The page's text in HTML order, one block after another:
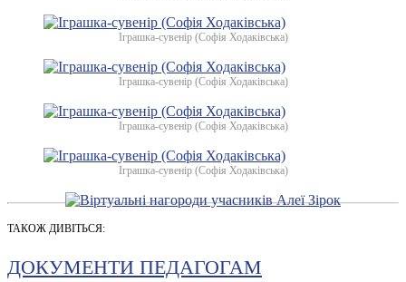
Іграшка-сувенір (Софія Ходаківська)
Іграшка-сувенір (Софія Ходаківська)
Іграшка-сувенір (Софія Ходаківська)
Іграшка-сувенір (Софія Ходаківська)
ТАКОЖ ДИВІТЬСЯ:
ДОКУМЕНТИ ПЕДАГОГАМ